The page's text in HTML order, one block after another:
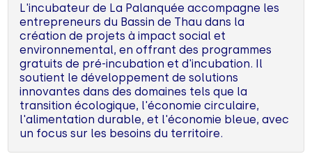
L'incubateur de La Palanquée accompagne les
entrepreneurs du Bassin de Thau dans la
création de projets à impact social et
environnemental, en offrant des programmes
gratuits de pré-incubation et d'incubation. Il
soutient le développement de solutions
innovantes dans des domaines tels que la
transition écologique, l'économie circulaire,
l'alimentation durable, et l'économie bleue, avec
un focus sur les besoins du territoire.